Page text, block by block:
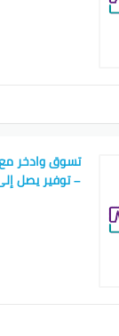
تسوق وادخر
– توفير يصل إلى